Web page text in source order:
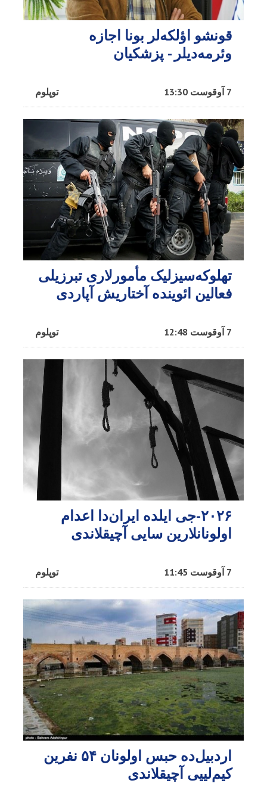
قونشو اؤلکه‌لر بونا اجازه
وئرمه‌دیلر - پزشکیان
توپلوم 7 آوقوست 13:30
تهلوکه‌سیزلیک مأمورلاری تبرزیلی
فعالین ائوینده آختاریش آپاردی
توپلوم 7 آوقوست 12:48
۲۰۲۶-جی ایلده ایران‌دا اعدام
اولونانلارین سایی آچیقلاندی
توپلوم 7 آوقوست 11:45
اردبیل‌ده حبس اولونان ۵۴ نفرین
کیم‌لییی آچیقلاندی